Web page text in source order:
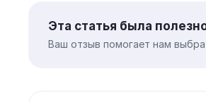
Эта статья была
Ваш отзыв помогает нам